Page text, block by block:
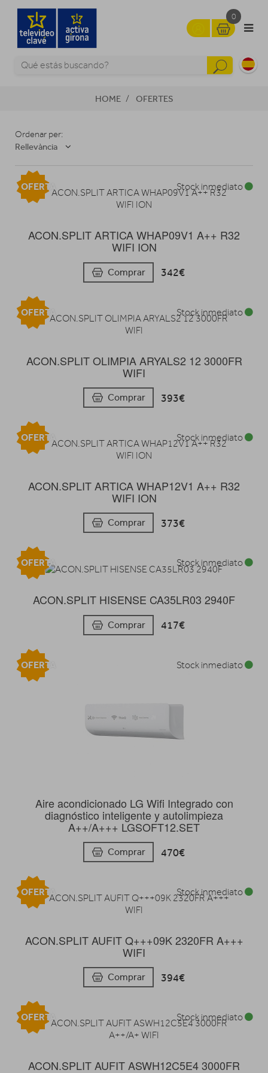
0
HOME OFERTES
Ordenar per:
Rellevància
ACON.SPLIT ARTICA WHAP09V1 A++ R32
WIFI ION
Comprar 342€
Stock inmediato
OFERTA
ACON.SPLIT OLIMPIA ARYALS2 12 3000FR
WIFI
Comprar 393€
Stock inmediato
OFERTA
ACON.SPLIT ARTICA WHAP12V1 A++ R32
WIFI ION
Comprar 373€
Stock inmediato
OFERTA
ACON.SPLIT HISENSE CA35LR03 2940F
Comprar 417€
Stock inmediato
OFERTA
Aire acondicionado LG Wifi Integrado con
diagnóstico inteligente y autolimpieza
A++/A+++ LGSOFT12.SET
Comprar 470€
Stock inmediato
OFERTA
ACON.SPLIT AUFIT Q+++09K 2320FR A+++
WIFI
Comprar 394€
Stock inmediato
OFERTA
ACON.SPLIT AUFIT ASWH12C5E4 3000FR
Stock inmediato
OFERTA